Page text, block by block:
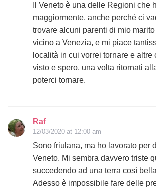
Il Veneto è una delle Regioni che
maggiormente, anche perché ci
trovare alcuni parenti di mio
vicino a Venezia, e mi piace
località in cui vorrei tornare e altre
visto e spero, una volta ritornati
poterci tornare.
Raf
12/03/2020 at 12:00 am
Sono friulana, ma ho lavorato per
Veneto. Mi sembra davvero triste
succedendo ad una terra così
Adesso è impossibile fare delle